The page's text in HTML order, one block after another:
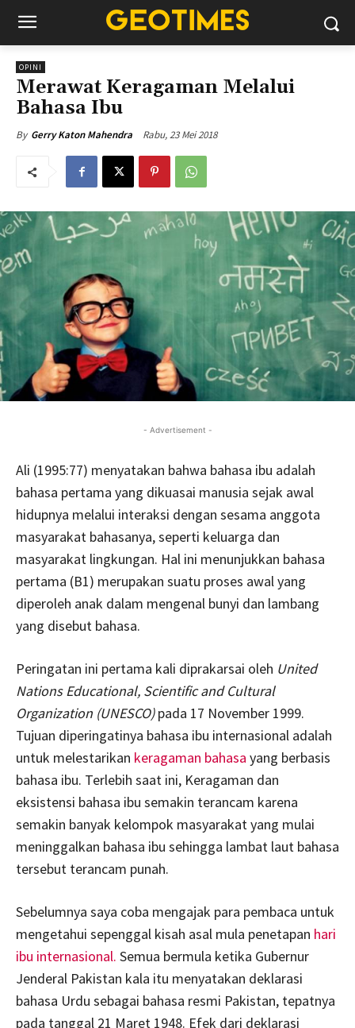
OPINI
Merawat Keragaman Melalui
Bahasa Ibu
By Gerry Katon Mahendra Rabu, 23 Mei 2018
- Advertisement -
Ali (1995:77) menyatakan bahwa bahasa ibu adalah
bahasa pertama yang dikuasai manusia sejak awal
hidupnya melalui interaksi dengan sesama anggota
masyarakat bahasanya, seperti keluarga dan
masyarakat lingkungan. Hal ini menunjukkan bahasa
pertama (B1) merupakan suatu proses awal yang
diperoleh anak dalam mengenal bunyi dan lambang
yang disebut bahasa.
Peringatan ini pertama kali diprakarsai oleh United
Nations Educational, Scientific and Cultural
Organization (UNESCO)pada 17 November 1999.
Tujuan diperingatinya bahasa ibu internasional adalah
untuk melestarikan keragaman bahasa yang berbasis
bahasa ibu. Terlebih saat ini, Keragaman dan
eksistensi bahasa ibu semakin terancam karena
semakin banyak kelompok masyarakat yang mulai
meninggalkan bahasa ibu sehingga lambat laut bahasa
tersebut terancam punah.
Sebelumnya saya coba mengajak para pembaca untuk
mengetahui sepenggal kisah asal mula penetapan hari
ibu internasional. Semua bermula ketika Gubernur
Jenderal Pakistan kala itu menyatakan deklarasi
bahasa Urdu sebagai bahasa resmi Pakistan, tepatnya
pada tanggal 21 Maret 1948. Efek dari deklarasi